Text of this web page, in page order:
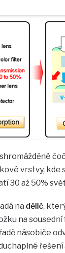
vrstvy,
30 až 50%
na dělič,
na
násobiče